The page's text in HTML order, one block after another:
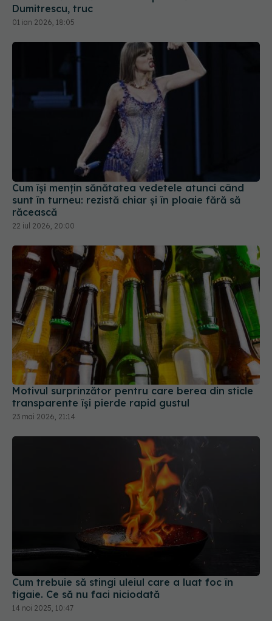
Dumitrescu, truc
01 ian 2026, 18:05
Cum își mențin sănătatea vedetele atunci când
sunt în turneu: rezistă chiar și în ploaie fără să
răcească
22 iul 2026, 20:00
Motivul surprinzător pentru care berea din sticle
transparente își pierde rapid gustul
23 mai 2026, 21:14
Cum trebuie să stingi uleiul care a luat foc în
tigaie. Ce să nu faci niciodată
14 noi 2025, 10:47